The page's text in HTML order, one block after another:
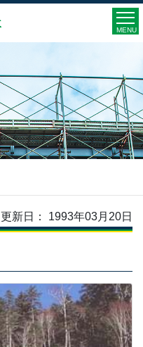
MENU
更新日： 1993年03月20日